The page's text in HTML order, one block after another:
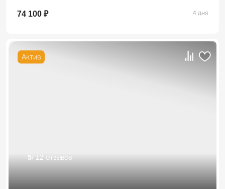
74 100 ₽ 4 дня
Актив
5/ 12 отзывов